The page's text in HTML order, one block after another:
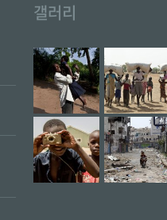
갤러리